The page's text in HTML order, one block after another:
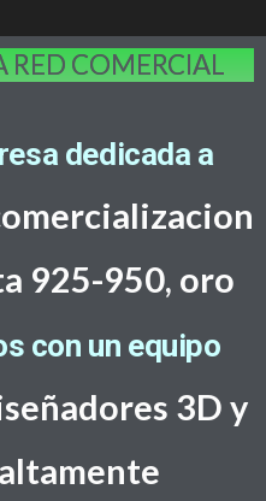
RED COMERCIAL
dedicada a
925-950, oro
con un equipo
3D y